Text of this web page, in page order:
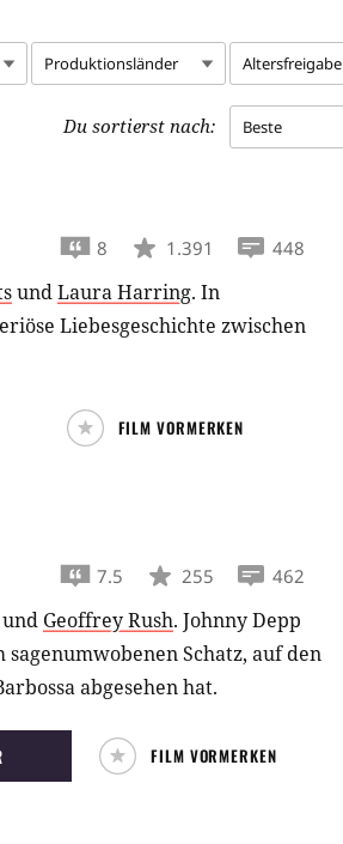
Produktionsländer Altersfreigabe
Du sortierst nach: Beste
8 1.391 448
undLaura Harring. In
Liebesgeschichte zwischen
FILM VORMERKEN
7.5 255 462
und Geoffrey Rush. Johnny Depp
Schatz, auf den
abgesehen hat.
FILM VORMERKEN